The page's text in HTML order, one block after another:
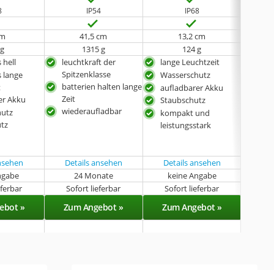
IP54 IP68
41,5 cm
13,2 cm
1315 g 124 g
hell
lange
Akku
leuchtkraft der
Spitzenklasse
batterien halten lange
Zeit
wiederaufladbar
lange Leuchtzeit
Wasserschutz
aufladbarer Akku
Staubschutz
kompakt und
leistungsstark
Details ansehen Details ansehen
24 Monate
keine Angabe
Sofort lieferbar Sofort lieferbar
» Zum Angebot » Zum Angebot »